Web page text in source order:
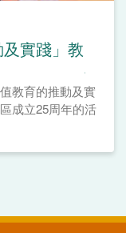
實踐」教
教育的推動及實
成立25周年的活